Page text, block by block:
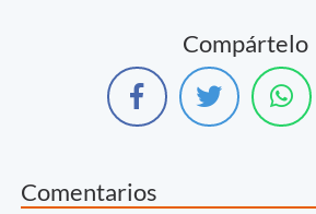
Compártelo
Comentarios